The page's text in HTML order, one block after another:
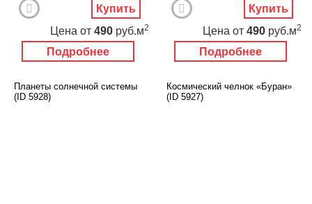
Подробнее
Цена от 490 руб.м2
Купить
Подробнее
Цена от 490 руб.м2
Купить
Планеты солнечной системы
(ID 5928)
Космический челнок «Буран»
(ID 5927)